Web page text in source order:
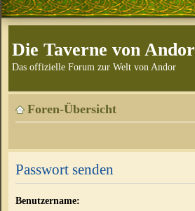
Die Taverne von Andor
Das offizielle Forum zur Welt von Andor
Foren-Übersicht
Passwort senden
Benutzername: